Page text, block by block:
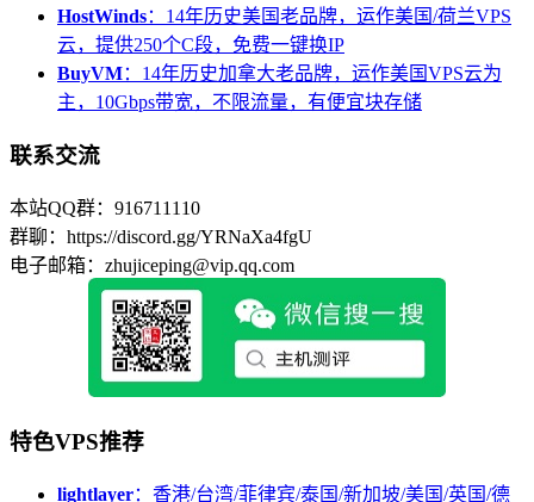
HostWinds：14年历史美国老品牌，运作美国/荷兰VPS
云，提供250个C段，免费一键换IP
BuyVM：14年历史加拿大老品牌，运作美国VPS云为
主，10Gbps带宽，不限流量，有便宜块存储
联系交流
本站QQ群：916711110
群聊：https://discord.gg/YRNaXa4fgU
电子邮箱：zhujiceping@vip.qq.com
特色VPS推荐
lightlayer：香港/台湾/菲律宾/泰国/新加坡/美国/英国/德